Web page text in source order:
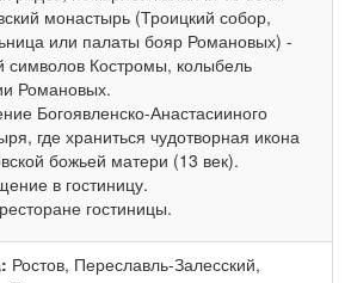
монастырь (Троицкий собор,
или палаты бояр Романовых) -
символов Костромы, колыбель
Романовых.
Богоявленско-Анастасииного
где храниться чудотворная икона
божьей матери (13 век).
в гостиницу.
гостиницы.
Ростов, Переславль-Залесский,